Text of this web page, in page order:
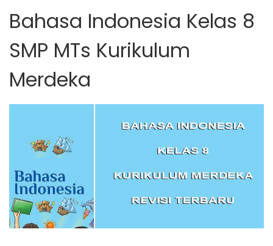
Bahasa Indonesia Kelas 8
SMP MTs Kurikulum
Merdeka